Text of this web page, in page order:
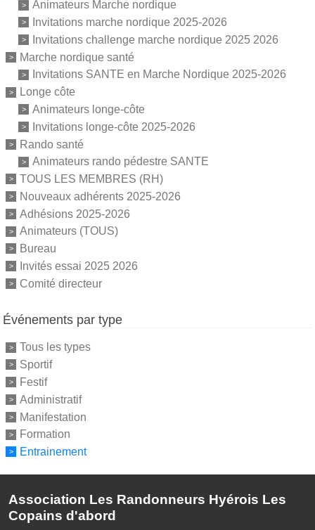
Animateurs Marche nordique
Invitations marche nordique 2025-2026
Invitations challenge marche nordique 2025 2026
Marche nordique santé
Invitations SANTE en Marche Nordique 2025-2026
Longe côte
Animateurs longe-côte
Invitations longe-côte 2025-2026
Rando santé
Animateurs rando pédestre SANTE
TOUS LES MEMBRES (RH)
Nouveaux adhérents 2025-2026
Adhésions 2025-2026
Animateurs (TOUS)
Bureau
Invités essai 2025 2026
Comité directeur
Événements par type
Tous les types
Sportif
Festif
Administratif
Manifestation
Formation
Entrainement
Association Les Randonneurs Hyérois Les
Copains d'abord